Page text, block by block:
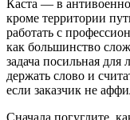
Каста — в
кроме территории
работать с
как большинство
задача посильная
держать слово и
если заказчик не
Сначала погуглите,